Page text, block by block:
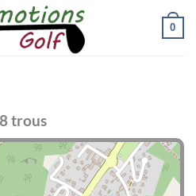
0
trous